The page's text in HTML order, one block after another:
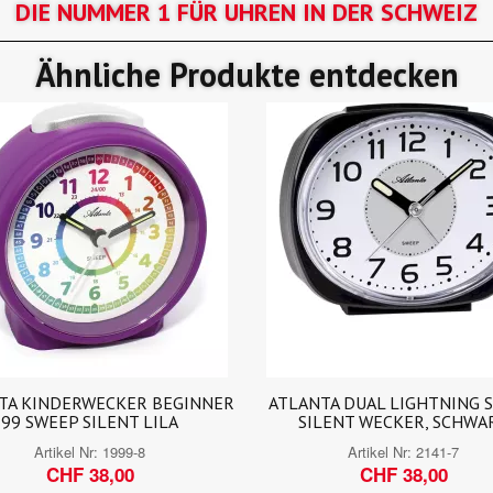
DIE NUMMER 1 FÜR UHREN IN DER SCHWEIZ
Ähnliche Produkte entdecken
DUAL LIGHTNING SWEEP
WECKER, SCHWARZ
Artikel Nr: 2141-7
CHF 38,00
TFA BINGO
FUNKWECKER
Artikel Nr: 60.2528.01